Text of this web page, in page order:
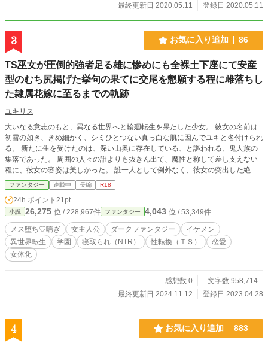
最終更新日 2020.05.11
登録日 2020.05.11
3 お気に入り追加 86
TS巫女が圧倒的強者足る雄に惨めにも全裸土下座にて安産
型のむち尻掲げた挙句の果てに交尾を懇願する程に雌落ちし
た隷属花嫁に至るまでの軌跡
ユキリス
大いなる意志のもと、異なる世界へと輪廻転生を果たした少女。 彼女の名前は
初雪の如き、きめ細かく、シミひとつない真っ白な肌に因んでユキと名付けられ
る。 新たに生を受けたのは、深い山奥に存在している、と謳われる、鬼人族の
集落であった。 周囲の人々の誰よりも抜きん出て、魔性と称して差し支えない
程に、彼女の容姿は美しかった。 誰一人として例外なく、彼女の突出した絶世
の美貌に瞳を奪われる。 老若男女問わず、その類い希なる神秘的なまでに美し
い容貌に魅了された。 漆黒の艶やかな、腰元まで伸ばされた、癖一つないサラ
サラとした美しい長髪。 切り揃えられた髪に隠れた形の良い眉の下には、黒曜
石の如く輝く、美しい切長の瞳。 涼やかな目元は理知的な人物像が透けて見
え、それだけである種のカリスマ性を誇る彼女は、人々からの羨望の対象だっ
た。 長い睫毛に彩られた、その大きな瞳に魅入られた男たちは例外なく、彼女
の虜となった。 その対になる瞳の中央を、スラリと通る鼻筋。 白磁の如く、シ
ミひとつない肌の上には薄桃色の艶やかな唇が、より一層魔性とも称するべき色
る彼等はそれすら気付けない。 それ程までに麗しい彼女には、決して露呈され
ることが許されない秘密があった。 果たしてそれは一体─
ファンタジー 連載中 長編 R18
24h.ポイント 21pt
小説 26,275 位 / 228,967件 ファンタジー 4,043 位 / 53,349件
メス堕ち♡喘ぎ 女主人公 ダークファンタジー
イケメン
異世界転生
学園 寝取られ（NTR） 性転換（ＴＳ）
恋愛
女体化
感想数 0
文字数 958,714
最終更新日 2024.11.12
登録日 2023.04.28
4 お気に入り追加 883